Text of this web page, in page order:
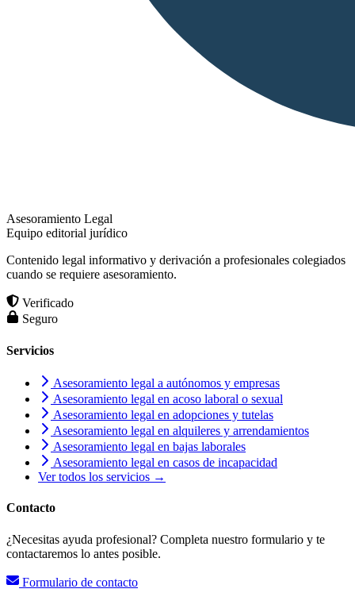
Asesoramiento Legal
Equipo editorial jurídico
Contenido legal informativo y derivación a profesionales colegiados
cuando se requiere asesoramiento.
Verificado
Seguro
Servicios
Asesoramiento legal a autónomos y empresas
Asesoramiento legal en acoso laboral o sexual
Asesoramiento legal en adopciones y tutelas
Asesoramiento legal en alquileres y arrendamientos
Asesoramiento legal en bajas laborales
Asesoramiento legal en casos de incapacidad
Ver todos los servicios →
Contacto
¿Necesitas ayuda profesional? Completa nuestro formulario y te
contactaremos lo antes posible.
Formulario de contacto